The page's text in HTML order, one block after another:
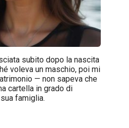
subito dopo la nascita
voleva un maschio, poi mi
— non sapeva che
cartella in grado di
famiglia.